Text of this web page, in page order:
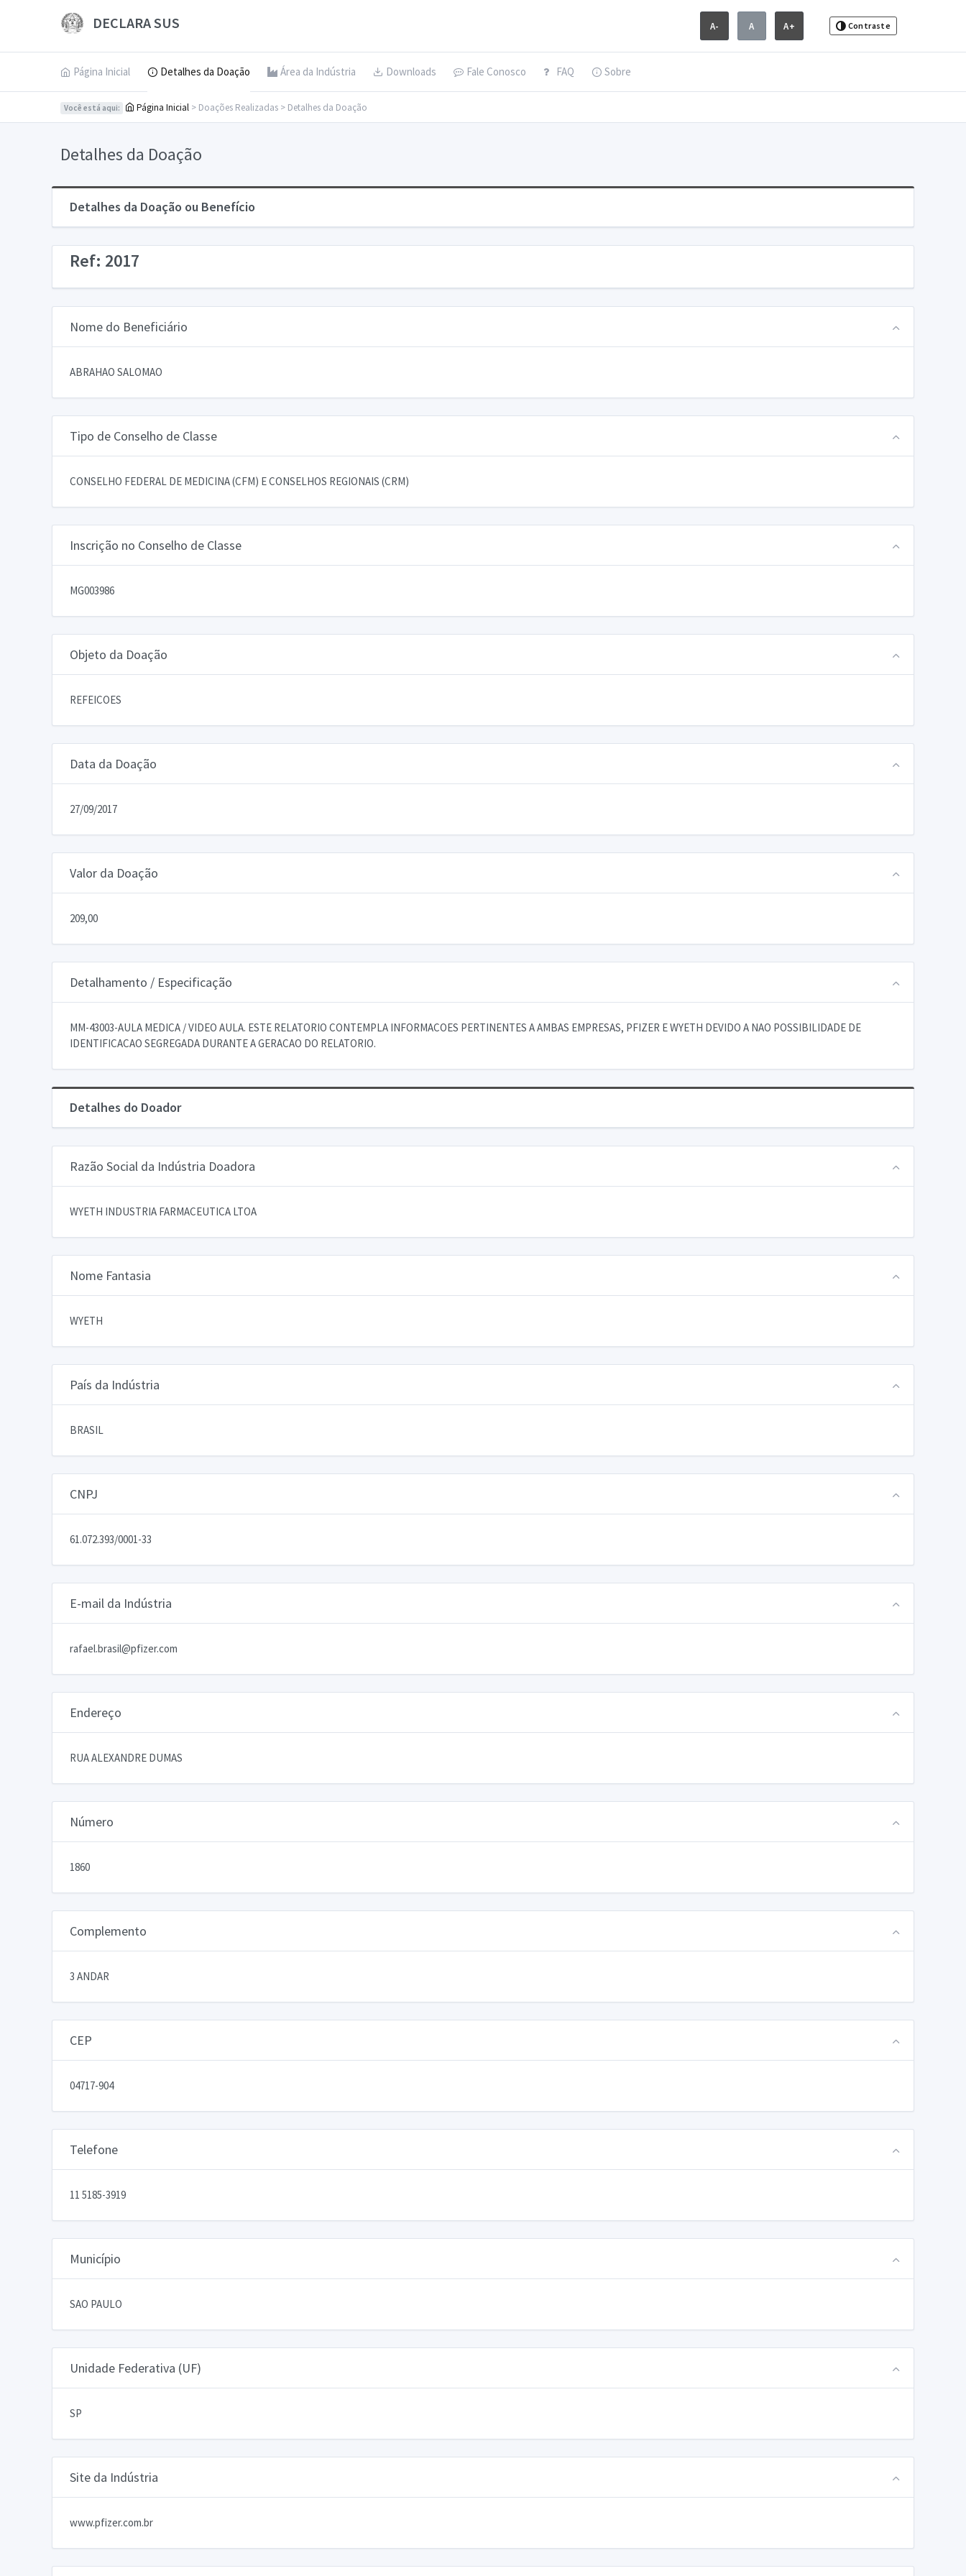
DECLARA SUS A- A A+ Contraste
Página Inicial Detalhes da Doação Área da Indústria Downloads Fale Conosco FAQ Sobre
Você está aqui: Página Inicial > Doações Realizadas > Detalhes da Doação
Detalhes da Doação
Detalhes da Doação ou Benefício
Ref: 2017
Nome do Beneficiário
ABRAHAO SALOMAO
Tipo de Conselho de Classe
CONSELHO FEDERAL DE MEDICINA (CFM) E CONSELHOS REGIONAIS (CRM)
Inscrição no Conselho de Classe
MG003986
Objeto da Doação
REFEICOES
Data da Doação
27/09/2017
Valor da Doação
209,00
Detalhamento / Especificação
MM-43003-AULA MEDICA / VIDEO AULA. ESTE RELATORIO CONTEMPLA INFORMACOES PERTINENTES A AMBAS EMPRESAS, PFIZER E WYETH DEVIDO A NAO POSSIBILIDADE DE
IDENTIFICACAO SEGREGADA DURANTE A GERACAO DO RELATORIO.
Detalhes do Doador
Razão Social da Indústria Doadora
WYETH INDUSTRIA FARMACEUTICA LTOA
Nome Fantasia
WYETH
País da Indústria
BRASIL
CNPJ
61.072.393/0001-33
E-mail da Indústria
rafael.brasil@pfizer.com
Endereço
RUA ALEXANDRE DUMAS
Número
1860
Complemento
3 ANDAR
CEP
04717-904
Telefone
11 5185-3919
Município
SAO PAULO
Unidade Federativa (UF)
SP
Site da Indústria
www.pfizer.com.br